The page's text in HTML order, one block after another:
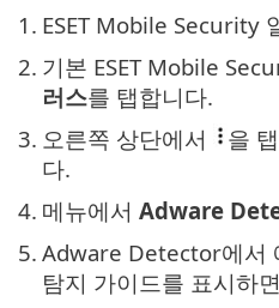
1. ESET Mobile Security
2. 기본 ESET Mobile
러스를 탭합니다.
3. 오른쪽 상단에서
을
다.
4. 메뉴에서 Adware
5. Adware Detector에서
탐지 가이드를 표시하면